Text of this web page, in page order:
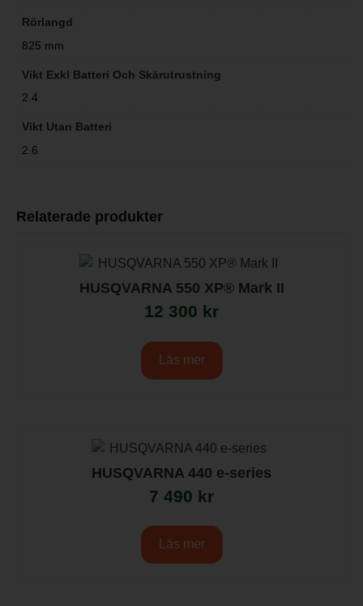
Rörlangd
825 mm
Vikt Exkl Batteri Och Skärutrustning
2.4
Vikt Utan Batteri
2.6
Relaterade produkter
HUSQVARNA 550 XP® Mark II
12 300 kr
Läs mer
HUSQVARNA 440 e-series
7 490 kr
Läs mer